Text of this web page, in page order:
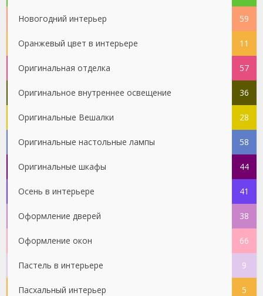
Новогодний интерьер 59
Оранжевый цвет в интерьере 11
Оригинальная отделка 57
Оригинальное внутреннее освещение 36
Оригинальные Вешалки 28
Оригинальные настольные лампы 58
Оригинальные шкафы 44
Осень в интерьере 41
Оформление дверей 38
Оформление окон 66
Пастель в интерьере 9
Пасхальный интерьер 5